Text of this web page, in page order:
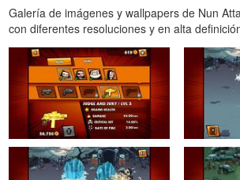
Galería de imágenes y wallpapers de Nun
con diferentes resoluciones y en alta